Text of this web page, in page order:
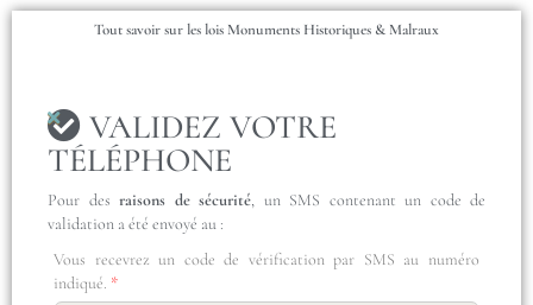
Tout savoir sur les lois Monuments Historiques & Malraux
VALIDEZ VOTRE
TÉLÉPHONE
Pour des raisons de sécurité, un SMS contenant un code de
validation a été envoyé au :
Vous recevrez un code de vérification par SMS au numéro
indiqué.